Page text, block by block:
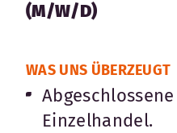
(M/W/D)
WAS UNS ÜBERZEUGT
Einzelhandel.